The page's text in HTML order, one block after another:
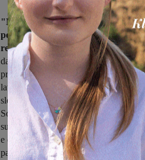
"Non è accettabile – ha aggiunto
per le mancanze di chi doveva
reindustrializzazione
dello
dall’advisor, fino al Governo.
procedura di licenziamento, al
lavorare seriamente sulla
slogan, e al Ministero del Lavoro di
Sociali per fare, finalmente, una
sulla reindustrializzazione, visto che
e dico mai, stato presentato nessun
parte dell’azienda né del Governo".